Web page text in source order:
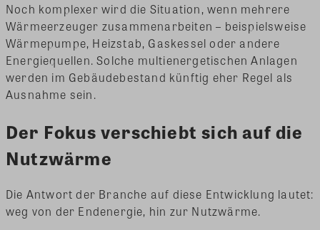
Noch komplexer wird die Situation, wenn mehrere
Wärmeerzeuger zusammenarbeiten – beispielsweise
Wärmepumpe, Heizstab, Gaskessel oder andere
Energiequellen. Solche multienergetischen Anlagen
werden im Gebäudebestand künftig eher Regel als
Ausnahme sein.
Der Fokus verschiebt sich auf die
Nutzwärme
Die Antwort der Branche auf diese Entwicklung lautet:
weg von der Endenergie, hin zur Nutzwärme.